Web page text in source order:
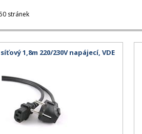
stránek
síťový 1,8m 220/230V napájecí, VDE